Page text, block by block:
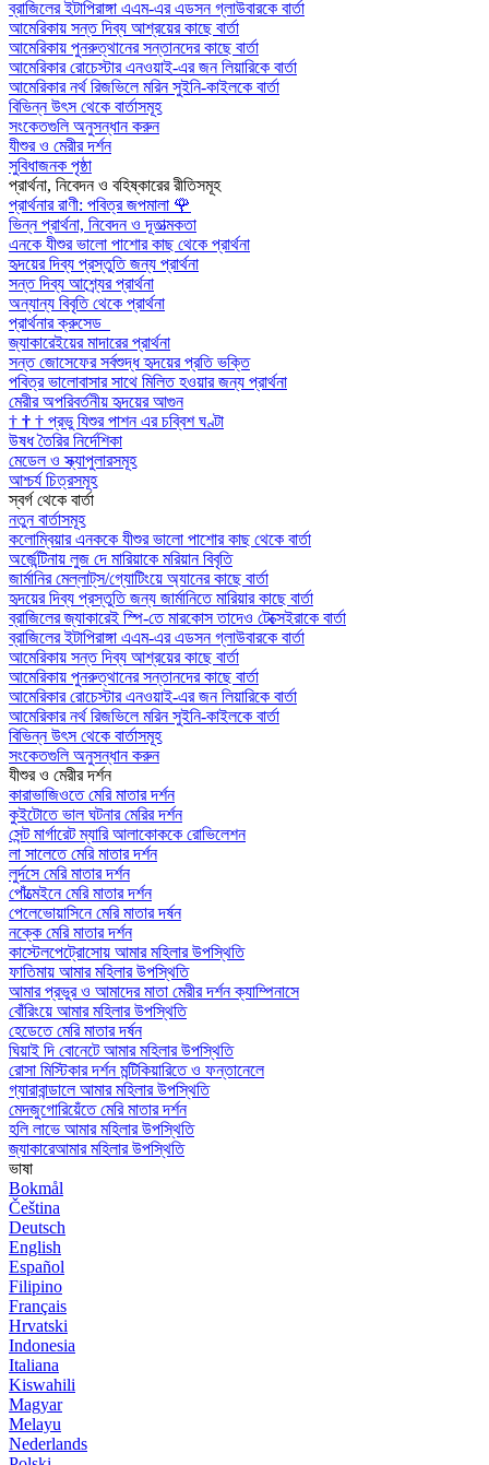
ব্রাজিলের ইটাপিরাঙ্গা এএম-এর এডসন গ্লাউবারকে বার্তা
আমেরিকায় সন্ত দিব্য আশ্রয়ের কাছে বার্তা
আমেরিকায় পুনরুত্থানের সন্তানদের কাছে বার্তা
আমেরিকার রোচেস্টার এনওয়াই-এর জন লিয়ারিকে বার্তা
আমেরিকার নর্থ রিজভিলে মরিন সুইনি-কাইলকে বার্তা
বিভিন্ন উৎস থেকে বার্তাসমূহ
সংকেতগুলি অনুসন্ধান করুন
যীশুর ও মেরীর দর্শন
সুবিধাজনক পৃষ্ঠা
প্রার্থনা, নিবেদন ও বহিষ্কারের রীতিসমূহ
প্রার্থনার রাণী: পবিত্র জপমালা 🌹
ভিন্ন প্রার্থনা, নিবেদন ও দূতাত্মকতা
এনকে যীশুর ভালো পাশোর কাছ থেকে প্রার্থনা
হৃদয়ের দিব্য প্রস্তুতি জন্য প্রার্থনা
সন্ত দিব্য আশ্র্যের প্রার্থনা
অন্যান্য বিবৃতি থেকে প্রার্থনা
প্রার্থনার ক্রুসেড
জ্যাকারেইয়ের মাদারের প্রার্থনা
সন্ত জোসেফের সর্বশুদ্ধ হৃদয়ের প্রতি ভক্তি
পবিত্র ভালোবাসার সাথে মিলিত হওয়ার জন্য প্রার্থনা
মেরীর অপরিবর্তনীয় হৃদয়ের আগুন
† † † প্রভু যিশুর পাশন এর চব্বিশ ঘণ্টা
উষধ তৈরির নির্দেশিকা
মেডেল ও স্ক্যাপুলারসমূহ
আশ্চর্য চিত্রসমূহ
স্বর্গ থেকে বার্তা
নতুন বার্তাসমূহ
কলোম্বিয়ার এনককে যীশুর ভালো পাশোর কাছ থেকে বার্তা
অর্জেন্টিনায় লুজ দে মারিয়াকে মরিয়ান বিবৃতি
জার্মানির মেল্লাট্‌স/গ্যোটিংয়ে অ্যানের কাছে বার্তা
হৃদয়ের দিব্য প্রস্তুতি জন্য জার্মানিতে মারিয়ার কাছে বার্তা
ব্রাজিলের জ্যাকারেই স্পি-তে মারকোস তাদেও টেক্সেইরাকে বার্তা
ব্রাজিলের ইটাপিরাঙ্গা এএম-এর এডসন গ্লাউবারকে বার্তা
আমেরিকায় সন্ত দিব্য আশ্রয়ের কাছে বার্তা
আমেরিকায় পুনরুত্থানের সন্তানদের কাছে বার্তা
আমেরিকার রোচেস্টার এনওয়াই-এর জন লিয়ারিকে বার্তা
আমেরিকার নর্থ রিজভিলে মরিন সুইনি-কাইলকে বার্তা
বিভিন্ন উৎস থেকে বার্তাসমূহ
সংকেতগুলি অনুসন্ধান করুন
যীশুর ও মেরীর দর্শন
কারাভাজিওতে মেরি মাতার দর্শন
কুইটোতে ভাল ঘটনার মেরির দর্শন
সেন্ট মার্গারেট ম্যারি আলাকোককে রোভিলেশন
লা সালেতে মেরি মাতার দর্শন
লুর্দসে মেরি মাতার দর্শন
পোঁত্মেইনে মেরি মাতার দর্শন
পেলেভোয়াসিনে মেরি মাতার দর্ষন
নক্কে মেরি মাতার দর্শন
কাস্টেলপেট্রোসোয় আমার মহিলার উপস্থিতি
ফাতিমায় আমার মহিলার উপস্থিতি
আমার প্রভুর ও আমাদের মাতা মেরীর দর্শন ক্যাম্পিনাসে
বোঁরিংয়ে আমার মহিলার উপস্থিতি
হেডেতে মেরি মাতার দর্ষন
ঘিয়াই দি বোনেটে আমার মহিলার উপস্থিতি
রোসা মিস্টিকার দর্শন মন্টিকিয়ারিতে ও ফন্তানেলে
গ্যারাবান্ডালে আমার মহিলার উপস্থিতি
মেদজুগোরিয়েঁতে মেরি মাতার দর্শন
হলি লাভে আমার মহিলার উপস্থিতি
জ্যাকারেআমার মহিলার উপস্থিতি
ভাষা
Bokmål
Čeština
Deutsch
English
Español
Filipino
Français
Hrvatski
Indonesia
Italiana
Kiswahili
Magyar
Melayu
Nederlands